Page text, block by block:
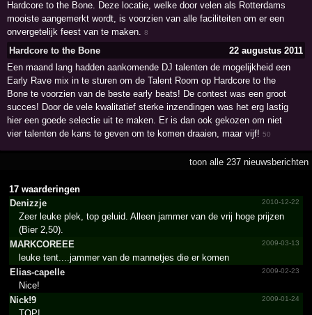
Hardcore to the Bone. Deze locatie, welke door velen als Rotterdams
mooiste aangemerkt wordt, is voorzien van alle faciliteiten om er een
onvergetelijk feest van te maken.8
Hardcore to the Bone
22 augustus 2011
Een maand lang hadden aankomende DJ talenten de mogelijkheid een
Early Rave mix in te sturen om de Talent Room op Hardcore to the
Bone te voorzien van de beste early beats! De contest was een groot
succes! Door de vele kwalitatief sterke inzendingen was het erg lastig
hier een goede selectie uit te maken. Er is dan ook gekozen om niet
vier talenten de kans te geven om te komen draaien, maar vijf!50
toon alle 237 nieuwsberichten
17 waarderingen
Denizzje
2010-12-22
Zeer leuke plek, top geluid. Alleen jammer van de vrij hoge prijzen
(Bier 2,50).
MARKCOREEE
2009-03-13
leuke tent....jammer van de mannetjes die er komen
Elias-capelle
2009-02-23
Nice!
Nick!9
2009-01-24